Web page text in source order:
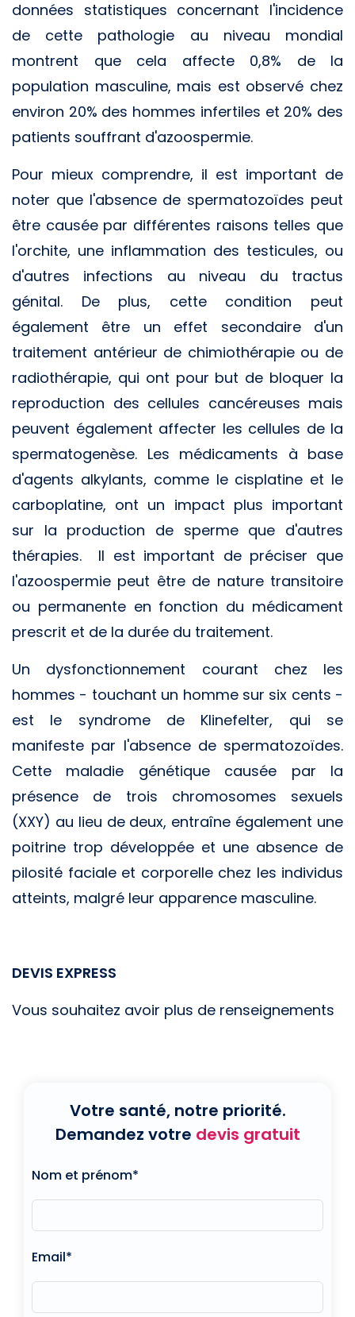
données statistiques concernant l'incidence
de cette pathologie au niveau mondial
montrent que cela affecte 0,8% de la
population masculine, mais est observé chez
environ 20% des hommes infertiles et 20% des
patients souffrant d'azoospermie.
Pour mieux comprendre, il est important de
noter que l'absence de spermatozoïdes peut
être causée par différentes raisons telles que
l'orchite, une inflammation des testicules, ou
d'autres infections au niveau du tractus
génital. De plus, cette condition peut
également être un effet secondaire d'un
traitement antérieur de chimiothérapie ou de
radiothérapie, qui ont pour but de bloquer la
reproduction des cellules cancéreuses mais
peuvent également affecter les cellules de la
spermatogenèse. Les médicaments à base
d'agents alkylants, comme le cisplatine et le
carboplatine, ont un impact plus important
sur la production de sperme que d'autres
thérapies. Il est important de préciser que
l'azoospermie peut être de nature transitoire
ou permanente en fonction du médicament
prescrit et de la durée du traitement.
Un dysfonctionnement courant chez les
hommes - touchant un homme sur six cents -
est le syndrome de Klinefelter, qui se
manifeste par l'absence de spermatozoïdes.
Cette maladie génétique causée par la
présence de trois chromosomes sexuels
(XXY) au lieu de deux, entraîne également une
poitrine trop développée et une absence de
pilosité faciale et corporelle chez les individus
atteints, malgré leur apparence masculine.
DEVIS EXPRESS
Vous souhaitez avoir plus de renseignements
Votre santé, notre priorité.
Demandez votre devis gratuit
Nom et prénom*
Email*